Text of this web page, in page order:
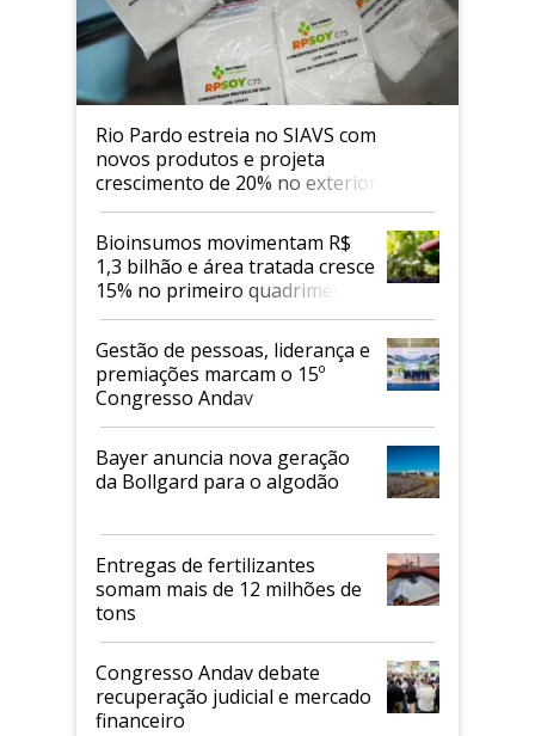
Rio Pardo estreia no SIAVS com
novos produtos e projeta
crescimento de 20% no exterior
Bioinsumos movimentam R$
1,3 bilhão e área tratada cresce
15% no primeiro quadrimestre
de 2026
Gestão de pessoas, liderança e
premiações marcam o 15º
Congresso Andav
Bayer anuncia nova geração
da Bollgard para o algodão
Entregas de fertilizantes
somam mais de 12 milhões de
tons
Congresso Andav debate
recuperação judicial e mercado
financeiro